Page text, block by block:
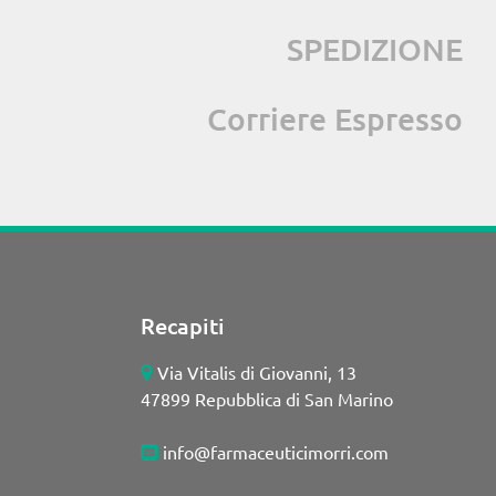
SPEDIZIONE
Corriere Espresso
Recapiti
Via Vitalis di Giovanni, 13
47899 Repubblica di San Marino
info@farmaceuticimorri.com